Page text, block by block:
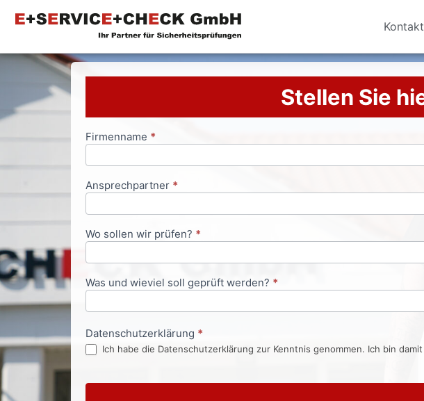
Kontakt
Stellen Sie
Anfrageformular
Firmenname *
Ansprechpartner *
Wo sollen wir prüfen? *
Was und wieviel soll geprüft werden? *
Datenschutzerklärung *
Ich habe die Datenschutzerklärung zur Kenntnis genommen. Ich bin